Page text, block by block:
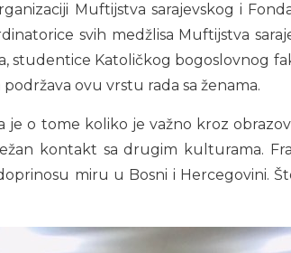
Muftijstva sarajevskog i
svih medžlisa Muftijstva
studentice Katoličkog bogoslovnog
ovu vrstu rada sa ženama.
je o tome koliko je važno kroz
kontakt sa drugim kulturama.
miru u Bosni i Hercegovini.